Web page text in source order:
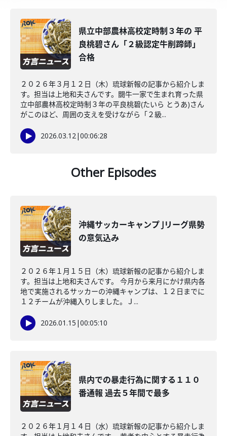
県立中部農林高校定時制３年の 平
良桃碧さん「２級認定牛削蹄師」
合格
２０２６年３月１２日（木）琉球新報の記事から紹介しま
す。担当は上地和夫さんです。闘牛一家で生まれ育った県
立中部農林高校定時制３年の平良桃碧(たいら とうあ)さん
がこのほど、周囲の支えを受けながら「２級...
2026.03.12|00:06:28
Other Episodes
沖縄サッカーキャンプ Jリーグ県勢
の意気込み
２０２６年１月１５日（木）琉球新報の記事から紹介しま
す。担当は上地和夫さんです。 今月から来月にかけ県内各
地で実施されるサッカーの沖縄キャンプは、１２日までに
１２チームが沖縄入りしました。Ｊ...
2026.01.15 |00:05:10
県内での暴走行為に関する１１０
番通報 過去５年間で最多
２０２６年１月１４日（水）琉球新報の記事から紹介しま